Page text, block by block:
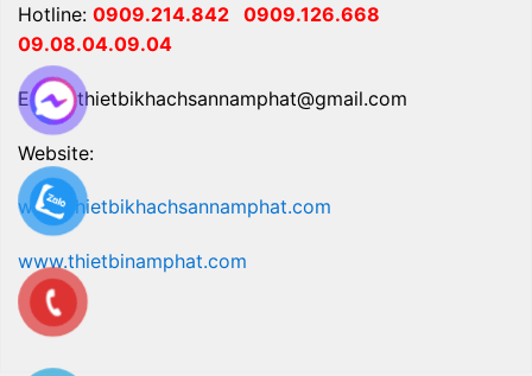
Hotline: 0909.214.842 0909.126.668
09.08.04.09.04
Email: thietbikhachsannamphat@gmail.com
Website:
www.thietbikhachsannamphat.com
www.thietbinamphat.com